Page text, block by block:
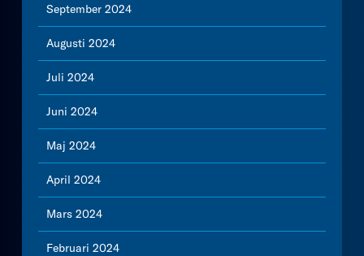
September 2024
Augusti 2024
Juli 2024
Juni 2024
Maj 2024
April 2024
Mars 2024
Februari 2024